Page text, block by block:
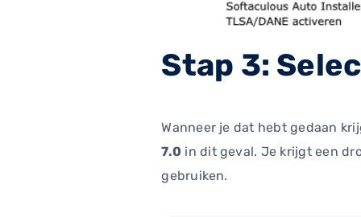
Stap 3:
Wanneer je dat hebt gedaan
7.0 in dit geval. Je krijgt een
gebruiken.